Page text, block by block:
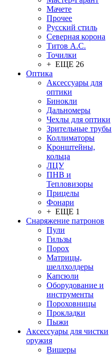
Мачете
Прочее
Русский стиль
Северная корона
Титов А.С.
Точилки
+ ЕЩЕ 26
Оптика
Аксессуары для
оптики
Бинокли
Дальномеры
Чехлы для оптики
Зрительные трубы
Коллиматоры
Кронштейны,
кольца
ЛЦУ
ПНВ и
Тепловизоры
Прицелы
Фонари
+ ЕЩЕ 1
Снаряжение патронов
Пули
Гильзы
Порох
Матрицы,
шеллхолдеры
Капсюли
Оборудование и
инструменты
Пороховницы
Прокладки
Пыжи
Аксессуары для чистки
оружия
Вишеры